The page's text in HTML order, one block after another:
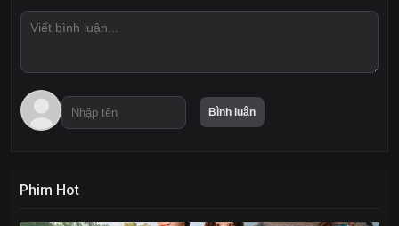
Phim Hot